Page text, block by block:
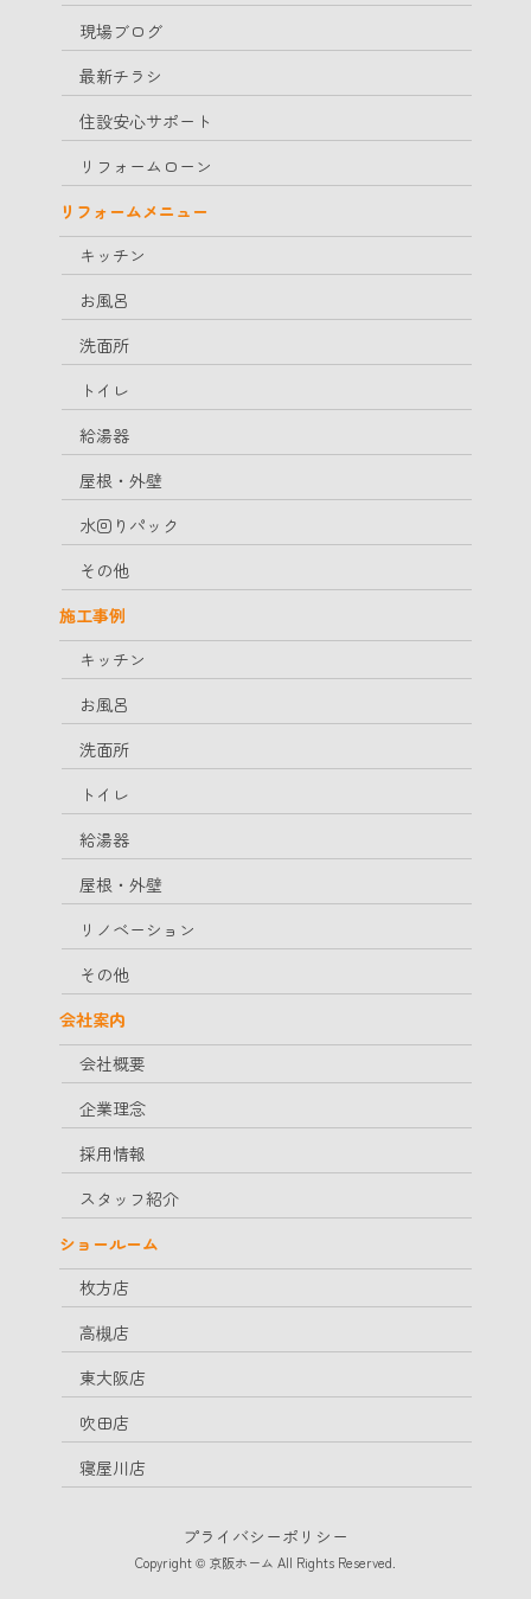
現場ブログ
最新チラシ
住設安心サポート
リフォームローン
リフォームメニュー
キッチン
お風呂
洗面所
トイレ
給湯器
屋根・外壁
水回りパック
その他
施工事例
キッチン
お風呂
洗面所
トイレ
給湯器
屋根・外壁
リノベーション
その他
会社案内
会社概要
企業理念
採用情報
スタッフ紹介
ショールーム
枚方店
高槻店
東大阪店
吹田店
寝屋川店
プライバシーポリシー
Copyright © 京阪ホーム All Rights Reserved.